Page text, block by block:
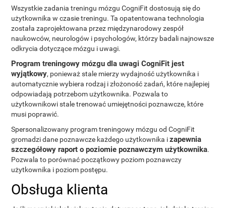
Wszystkie zadania treningu mózgu CogniFit dostosują się do
użytkownika w czasie treningu. Ta opatentowana technologia
została zaprojektowana przez międzynarodowy zespół
naukowców, neurologów i psychologów, którzy badali najnowsze
odkrycia dotyczące mózgu i uwagi.
Program treningowy mózgu dla uwagi CogniFit jest
wyjątkowy, ponieważ stale mierzy wydajność użytkownika i
automatycznie wybiera rodzaj i złożoność zadań, które najlepiej
odpowiadają potrzebom użytkownika. Pozwala to
użytkownikowi stale trenować umiejętności poznawcze, które
musi poprawić.
Spersonalizowany program treningowy mózgu od CogniFit
gromadzi dane poznawcze każdego użytkownika izapewnia
szczegółowy raport o poziomie poznawczym użytkownika.
Pozwala to porównać początkowy poziom poznawczy
użytkownika i poziom postępu.
Obsługa klienta